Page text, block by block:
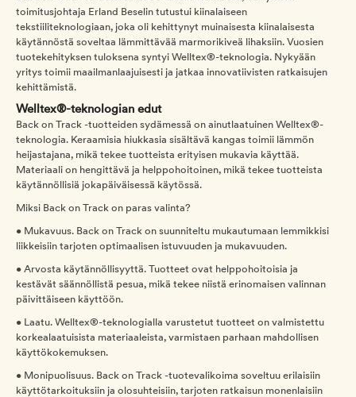
toimitusjohtaja Erland Beselin tutustui kiinalaiseen
tekstiiliteknologiaan, joka oli kehittynyt muinaisesta kiinalaisesta
käytännöstä soveltaa lämmittävää marmorikiveä lihaksiin. Vuosien
tuotekehityksen tuloksena syntyi Welltex®-teknologia. Nykyään
yritys toimii maailmanlaajuisesti ja jatkaa innovatiivisten ratkaisujen
kehittämistä.
Welltex®-teknologian edut
Back on Track -tuotteiden sydämessä on ainutlaatuinen Welltex®-
teknologia. Keraamisia hiukkasia sisältävä kangas toimii lämmön
heijastajana, mikä tekee tuotteista erityisen mukavia käyttää.
Materiaali on hengittävä ja helppohoitoinen, mikä tekee tuotteista
käytännöllisiä jokapäiväisessä käytössä.
Miksi Back on Track on paras valinta?
• Mukavuus. Back on Track on suunniteltu mukautumaan lemmikkisi
liikkeisiin tarjoten optimaalisen istuvuuden ja mukavuuden.
• Arvosta käytännöllisyyttä. Tuotteet ovat helppohoitoisia ja
kestävät säännöllistä pesua, mikä tekee niistä erinomaisen valinnan
päivittäiseen käyttöön.
• Laatu. Welltex®-teknologialla varustetut tuotteet on valmistettu
korkealaatuisista materiaaleista, varmistaen parhaan mahdollisen
käyttökokemuksen.
• Monipuolisuus. Back on Track -tuotevalikoima soveltuu erilaisiin
käyttötarkoituksiin ja olosuhteisiin, tarjoten ratkaisun monenlaisiin